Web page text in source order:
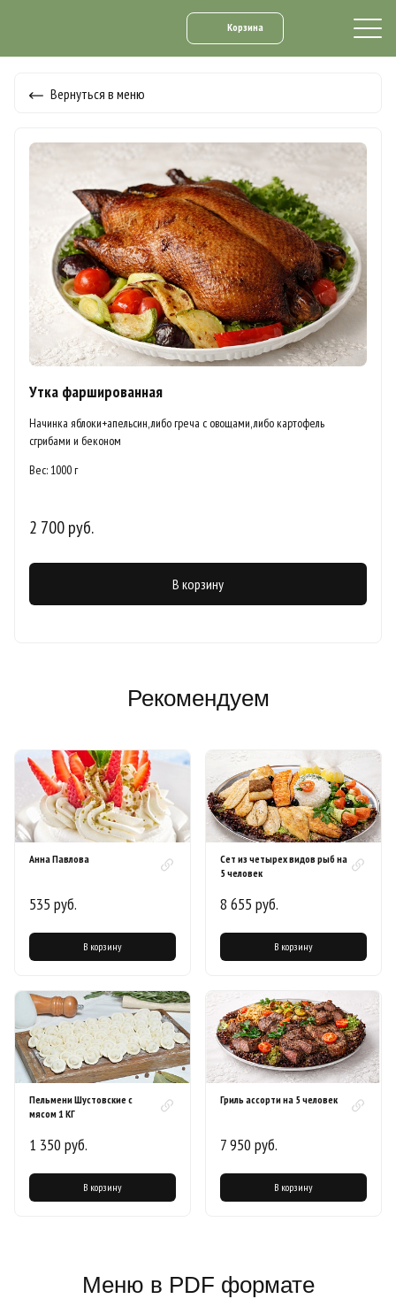
Корзина
Вернуться в меню
Утка фаршированная
Начинка яблоки+апельсин, либо греча с овощами, либо картофель
сгрибами и беконом
Вес: 1000 г
2 700 руб.
В корзину
Рекомендуем
Анна Павлова
535 руб.
В корзину
Сет из четырех видов рыб на
5 человек
8 655 руб.
В корзину
Пельмени Шустовские с
мясом 1 КГ
1 350 руб.
В корзину
Гриль ассорти на 5 человек
7 950 руб.
В корзину
Меню в PDF формате